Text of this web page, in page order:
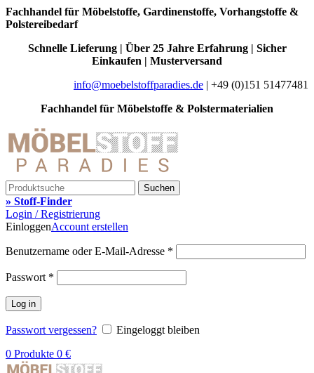
Fachhandel für Möbelstoffe, Gardinenstoffe, Vorhangstoffe &
Polstereibedarf
Schnelle Lieferung | Über 25 Jahre Erfahrung | Sicher
Einkaufen | Musterversand
info@moebelstoffparadies.de | +49 (0)151 51477481
Fachhandel für Möbelstoffe & Polstermaterialien
Suchen
» Stoff-Finder
Login / Registrierung
EinloggenAccount erstellen
Benutzername oder E-Mail-Adresse *
Passwort *
Log in
Passwort vergessen?
Eingeloggt bleiben
0 Produkte 0 €